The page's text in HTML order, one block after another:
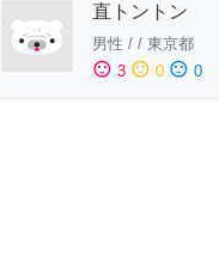
直トントン
男性 / / 東京都
sentiment_satisfied 3 sentiment_neutral 0 sentiment_dissatisfied 0